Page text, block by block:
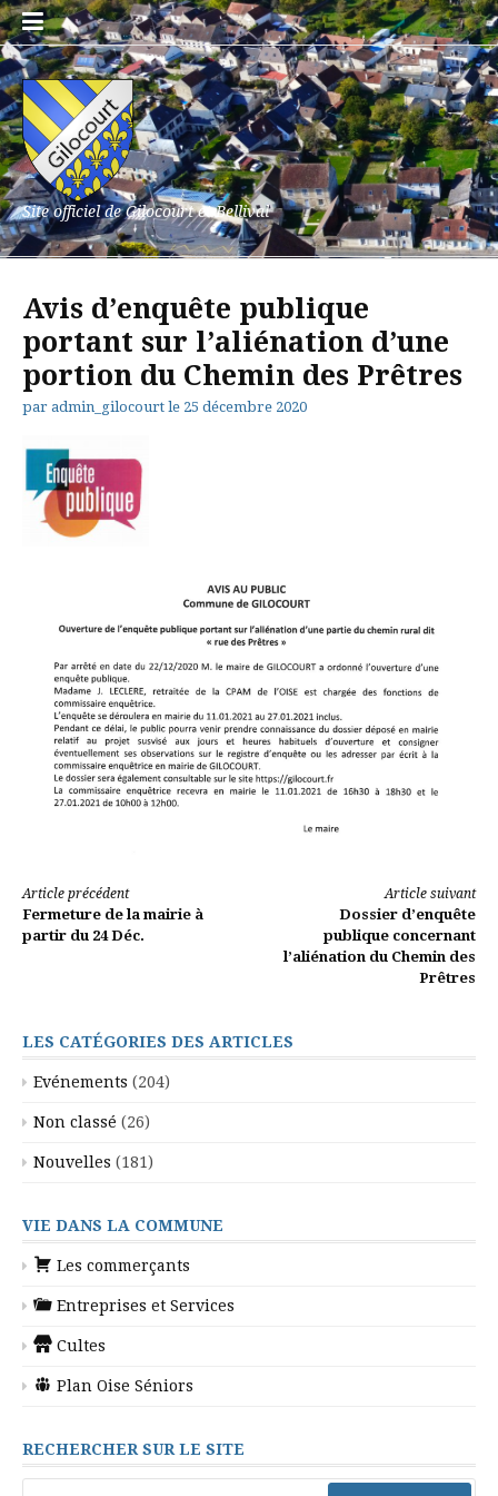
Aller
au
contenu
Site officiel de Gilocourt et Bellival
Avis d’enquête publique
portant sur l’aliénation d’une
portion du Chemin des Prêtres
par admin_gilocourt le 25 décembre 2020
Lire
la
Article précédent
Fermeture de la mairie à
partir du 24 Déc.
Article suivant
Dossier d’enquête
publique concernant
l’aliénation du Chemin des
Prêtres
LES CATÉGORIES DES ARTICLES
Evénements (204)
Non classé (26)
Nouvelles (181)
VIE DANS LA COMMUNE
Les commerçants
Entreprises et Services
Cultes
Plan Oise Séniors
RECHERCHER SUR LE SITE